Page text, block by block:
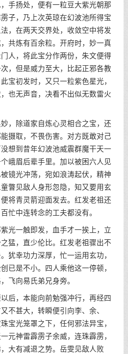
手扬处，便有一粒豆大紫光朝那
子，乃上次英琼在幻波池所得宝
，在两天交界处，收敛空中将发
共炼有百余粒。开府时，妙一真
人，将此宝分作两份，朱文便得
，但是威力至大，比起正邪各教
宝初发时，又只一粒紫色星光，
也无声音，决看不出似无数雷火
除道家自炼心灵相合之宝，还
摄取，不畏伤害。对方既敢对己
想到昔年幻波池威震群魔干天一
峨眉后辈手里。加以被困六人见
镜光冲荡，宛如浪涛起伏，精神
瞥见敌人身形忽隐，知又要用玄
将青灵箭迎面发去。红发老祖还
忙中连转念的工夫都没有。
一触即发，血手才一挨上，立
猛，直少伦比。红发老祖骤出不
犹幸功力深厚，忙一运用玄功，
已是不小。四人乘他这一停顿，
飞向易氏弟兄身旁。
，本能向前勉强冲行，再经四
不甚大，转瞬便引向李、余、
宝光笼罩之下，任何邪法异宝，
元神雷霹雳子余威，连珠霹雳，
大有减退之势。岳雯见敌人败